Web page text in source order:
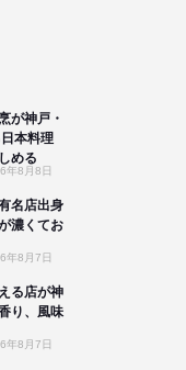
が神戸・
本料理
める
年8月8日
名店出身
濃くてお
年8月7日
る店が神
り、風味
年8月7日